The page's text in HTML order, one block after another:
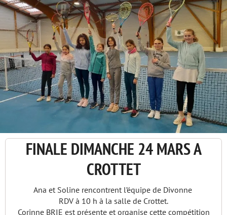
FINALE DIMANCHE 24 MARS A
CROTTET
Ana et Soline rencontrent l’équipe de Divonne
RDV à 10 h à la salle de Crottet.
Corinne BRIE est présente et organise cette compétition